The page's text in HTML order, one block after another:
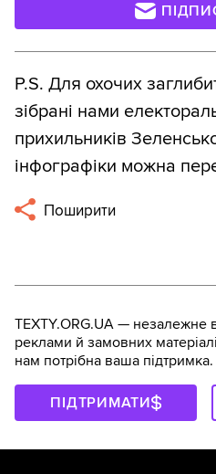
P.S. Для охочих
зібрані нами
прихильників
інфографіки можна
Поширити
TEXTY.ORG.UA — незалежне
реклами й замовних
нам потрібна ваша підтримка.
ПІДТРИМАТИ